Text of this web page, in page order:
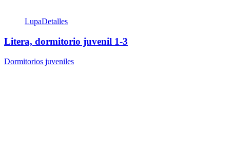
LupaDetalles
Litera, dormitorio juvenil 1-3
Dormitorios juveniles